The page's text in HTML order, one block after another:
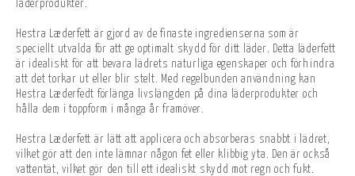
läderprodukter.
Hestra Læderfett är gjord av de finaste ingredienserna som är
speciellt utvalda för att ge optimalt skydd för ditt läder. Detta läderfett
är idealiskt för att bevara lädrets naturliga egenskaper och förhindra
att det torkar ut eller blir stelt. Med regelbunden användning kan
Hestra Læderfedt förlänga livslängden på dina läderprodukter och
hålla dem i toppform i många år framöver.
Hestra Læderfett är lätt att applicera och absorberas snabbt i lädret,
vilket gör att den inte lämnar någon fet eller klibbig yta. Den är också
vattentät, vilket gör den till ett idealiskt skydd mot regn och fukt.